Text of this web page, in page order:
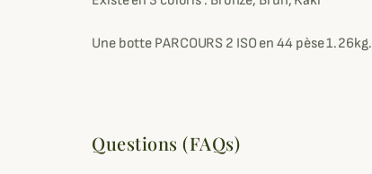
Une botte PARCOURS 2 ISO en 44 pèse 1.26kg.
Questions (FAQs)